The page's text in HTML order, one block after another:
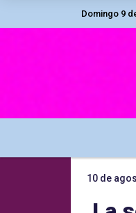
Domingo 9
10 de